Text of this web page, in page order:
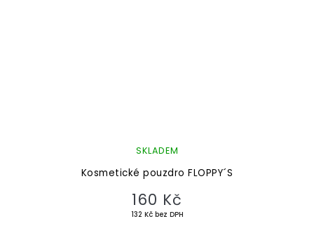
Kosmetické pouzdro FLOPPY´S
SKLADEM
132 Kč bez DPH
160 Kč